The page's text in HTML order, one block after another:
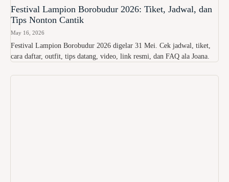
Festival Lampion Borobudur 2026: Tiket, Jadwal, dan
Tips Nonton Cantik
May 16, 2026
Festival Lampion Borobudur 2026 digelar 31 Mei. Cek jadwal, tiket,
cara daftar, outfit, tips datang, video, link resmi, dan FAQ ala Joana.